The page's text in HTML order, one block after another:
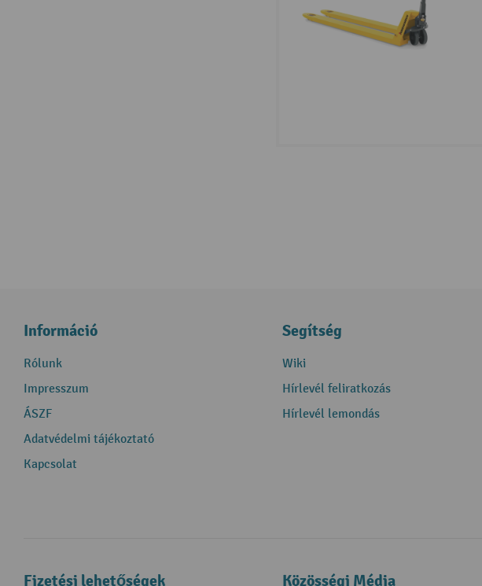
Információ
Rólunk
Impresszum
ÁSZF
Adatvédelmi tájékoztató
Kapcsolat
Segítség
Wiki
Hírlevél feliratkozás
Hírlevél lemondás
Fizetési lehetőségek Közösségi Média